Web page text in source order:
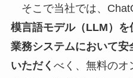
そこで当社では、
模言語モデル（LLM）を
業務システムにおいて
いただく べく、無料のオ